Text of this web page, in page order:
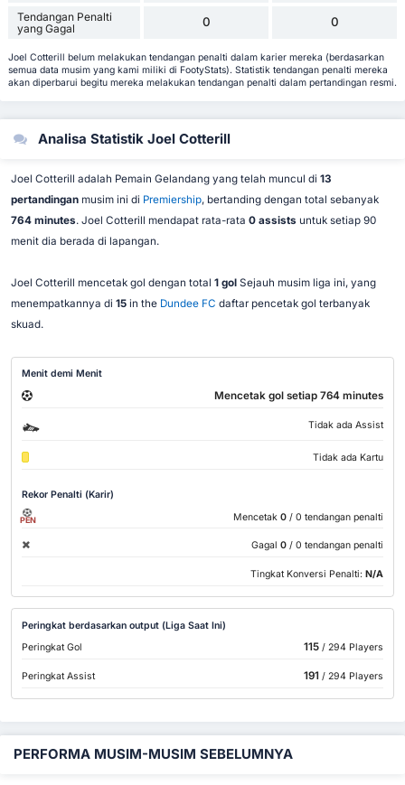
Tendangan Penalti
yang Gagal
0 0
Joel Cotterill belum melakukan tendangan penalti dalam karier mereka (berdasarkan
semua data musim yang kami miliki di FootyStats). Statistik tendangan penalti mereka
akan diperbarui begitu mereka melakukan tendangan penalti dalam pertandingan resmi.
Analisa Statistik Joel Cotterill
Joel Cotterill adalah Pemain Gelandang yang telah muncul di 13
pertandinganmusim ini di Premiership, bertanding dengan total sebanyak
764 minutes. Joel Cotterill mendapat rata-rata 0 assists untuk setiap 90
menit dia berada di lapangan.
Joel Cotterill mencetak gol dengan total 1 golSejauh musim liga ini, yang
menempatkannya di 15in the Dundee FC daftar pencetak gol terbanyak
skuad.
Menit demi Menit
Mencetak gol setiap 764 minutes
Tidak ada Assist
Tidak ada Kartu
Rekor Penalti (Karir)
PEN Mencetak 0 / 0 tendangan penalti
Gagal 0 / 0 tendangan penalti
Tingkat Konversi Penalti: N/A
Peringkat berdasarkan output (Liga Saat Ini)
Peringkat Gol
115/ 294 Players
Peringkat Assist 191 / 294 Players
PERFORMA MUSIM-MUSIM SEBELUMNYA